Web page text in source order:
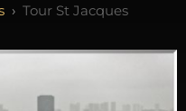
Tour St Jacques